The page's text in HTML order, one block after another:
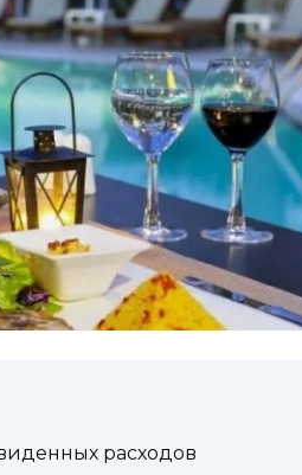
расходов